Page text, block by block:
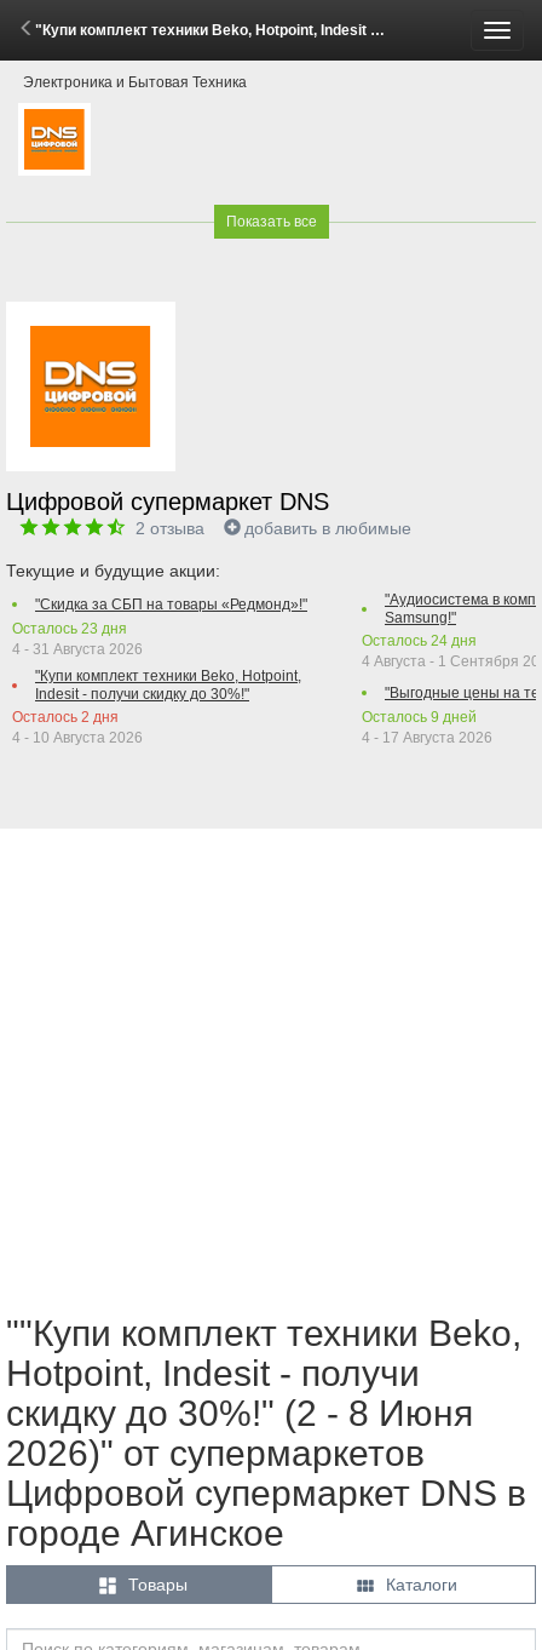
"Купи комплект техники Beko, Hotpoint, Indesit - получи скидку до 30%!" (2 - 8 Июня 2026)
Электроника и Бытовая Техника
Показать все
Цифровой супермаркет DNS
2 отзыва добавить в любимые
Текущие и будущие акции:
"Скидка за СБП на товары «Редмонд»!"
Осталось 23 дня
4 - 31 Августа 2026
"Купи комплект техники Beko, Hotpoint,
Indesit - получи скидку до 30%!"
Осталось 2 дня
4 - 10 Августа 2026
"Аудиосистема в
Samsung!"
Осталось 24 дня
4 Августа - 1 Сентября
"Выгодные цены на
Осталось 9 дней
4 - 17 Августа 2026
""Купи комплект техники Beko,
Hotpoint, Indesit - получи
скидку до 30%!" (2 - 8 Июня
2026)" от супермаркетов
Цифровой супермаркет DNS в
городе Агинское
 Товары  Каталоги